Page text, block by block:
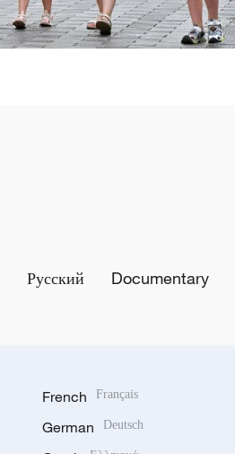
Русский Documentary
French Français
German Deutsch